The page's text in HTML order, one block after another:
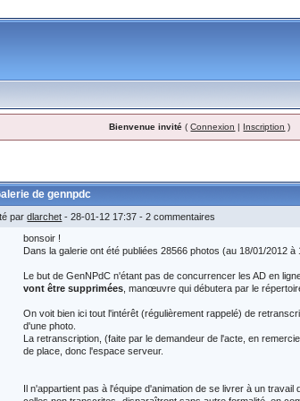
Bienvenue invité (Connexion | Inscription )
de gennpdc
pardlarchet - 28-01-12 17:37 - 2 commentaires
bonsoir !
Dans la galerie ont été publiées 28566 photos (au 18/01/2012
Le but de GenNPdC n'étant pas de concurrencer les AD en
vont être supprimées , manœuvre qui débutera par le
On voit bien ici tout l'intérêt (régulièrement rappelé) de
d'une photo.
La retranscription, (faite par le demandeur de l'acte, en
de place, donc l'espace serveur.
Il n'appartient pas à l'équipe d'animation de se livrer à un